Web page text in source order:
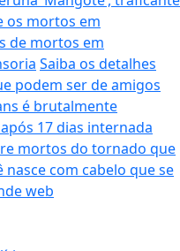
os mortos em
de mortos em
Saiba os detalhes
podem ser de amigos
é brutalmente
17 dias internada
mortos do tornado que
nasce com cabelo que se
web